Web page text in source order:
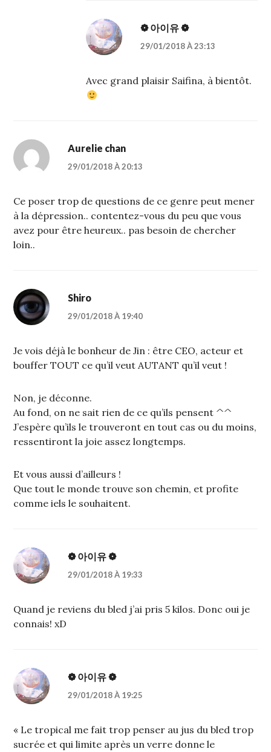
❁ 아이유 ❁
29/01/2018 À 23:13
Avec grand plaisir Saifina, à bientôt.
Aurelie chan
29/01/2018 À 20:13
Ce poser trop de questions de ce genre peut mener
à la dépression.. contentez-vous du peu que vous
avez pour être heureux.. pas besoin de chercher
loin..
Shiro
29/01/2018 À 19:40
Je vois déjà le bonheur de Jin : être CEO, acteur et
bouffer TOUT ce qu’il veut AUTANT qu’il veut !
Non, je déconne.
Au fond, on ne sait rien de ce qu’ils pensent ^^
J’espère qu’ils le trouveront en tout cas ou du moins,
ressentiront la joie assez longtemps.
Et vous aussi d’ailleurs !
Que tout le monde trouve son chemin, et profite
comme iels le souhaitent.
❁ 아이유 ❁
29/01/2018 À 19:33
Quand je reviens du bled j’ai pris 5 kilos. Donc oui je
connais! xD
❁ 아이유 ❁
29/01/2018 À 19:25
« Le tropical me fait trop penser au jus du bled trop
sucrée et qui limite après un verre donne le